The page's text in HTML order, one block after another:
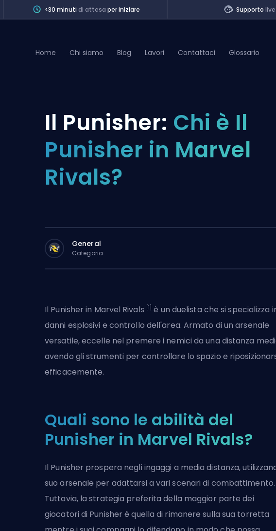
<30 minutidi attesa per iniziare Supporto live
Division Boost
Home Chi siamo Blog Lavori Contattaci Glossario
Il Punisher: Chi è Il
Punisher in Marvel
Rivals?
General
Categoria
Il Punisher in Marvel Rivals [1] è un duelista che si specializza
danni esplosivi e controllo dell'area. Armato di un arsenale
versatile, eccelle nel premere i nemici da una distanza
avendo gli strumenti per controllare lo spazio e
efficacemente.
Quali sono le abilità del
Punisher in Marvel Rivals?
Il Punisher prospera negli ingaggi a media distanza,
suo arsenale per adattarsi a vari scenari di combattimento.
Tuttavia, la strategia preferita della maggior parte dei
giocatori di Punisher è quella di rimanere sulla sua torretta